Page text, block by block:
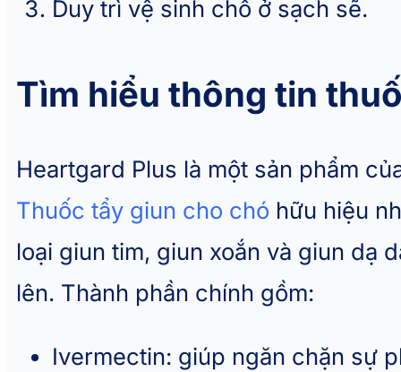
Duy trì vệ sinh chỗ ở sạch sẽ.
Tìm hiểu thông tin
Heartgard Plus là một sản phẩm
Thuốc tẩy giun cho chó hữu hiệu
loại giun tim, giun xoắn và giun dạ
lên. Thành phần chính gồm:
Ivermectin: giúp ngăn chặn sự